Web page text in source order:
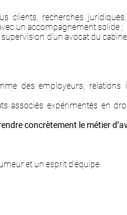
clients, recherches
un accompagnement solide ;
d’un avocat du
des employeurs, relations
associés expérimentés en
concrètement le métier
et un esprit d’équipe.